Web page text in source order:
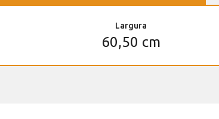
Largura
60,50 cm